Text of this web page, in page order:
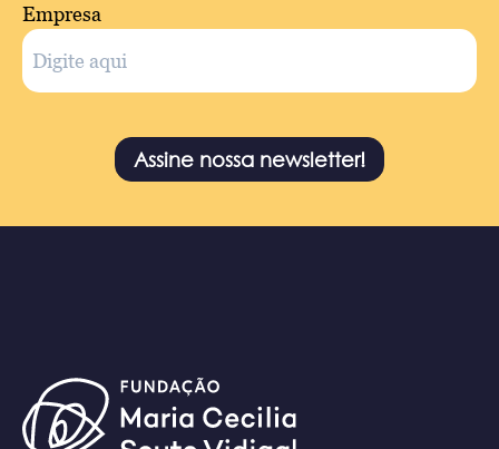
Empresa
Assine nossa newsletter!